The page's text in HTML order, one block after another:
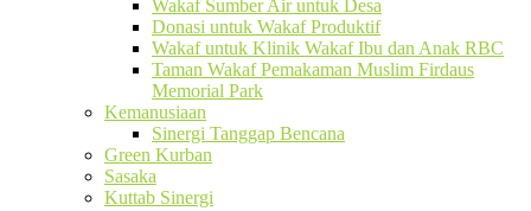
Wakaf Sumber Air untuk Desa
Donasi untuk Wakaf Produktif
Wakaf untuk Klinik Wakaf Ibu dan Anak RBC
Taman Wakaf Pemakaman Muslim Firdaus
Memorial Park
Kemanusiaan
Sinergi Tanggap Bencana
Green Kurban
Sasaka
Kuttab Sinergi